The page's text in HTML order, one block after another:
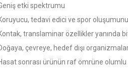
etki spektrumu
tedavi edici ve spor
translaminar özellikler yanında
çevreye, hedef dışı
sonrası ürünün raf ömrüne olumlu